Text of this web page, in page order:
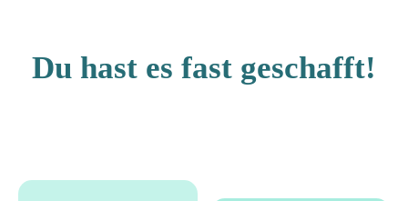
Du hast es fast geschafft!